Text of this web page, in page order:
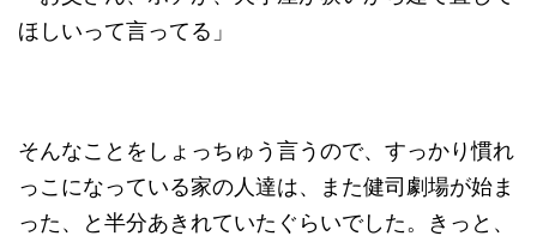
ほしいって言ってる」
そんなことをしょっちゅう言うので、すっかり慣れ
っこになっている家の人達は、また健司劇場が始ま
った、と半分あきれていたぐらいでした。きっと、